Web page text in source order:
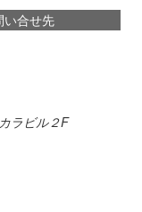
い合せ先
ラビル２F